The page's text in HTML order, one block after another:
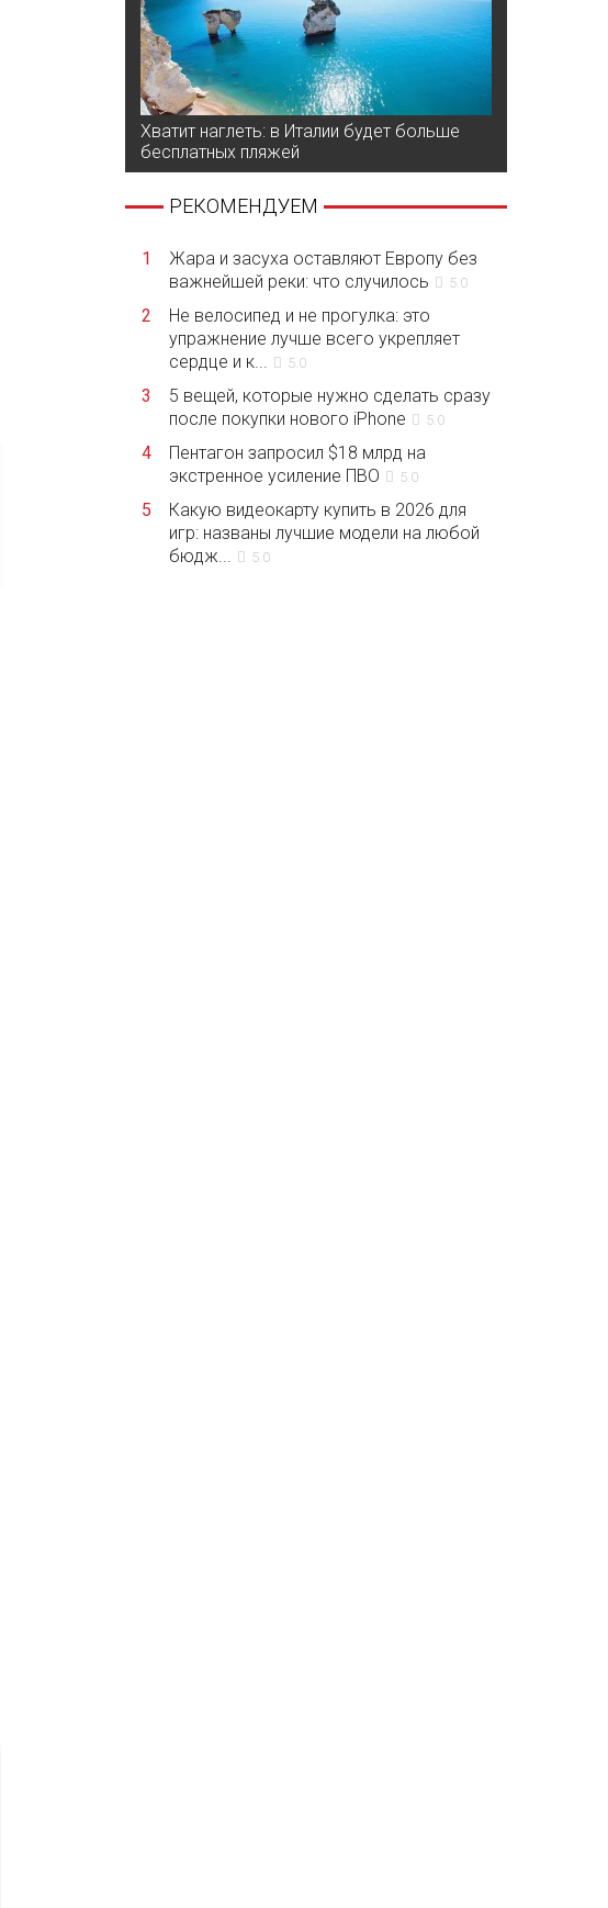
Хватит наглеть: в Италии будет больше
бесплатных пляжей
РЕКОМЕНДУЕМ
1
Жара и засуха оставляют Европу без
важнейшей реки: что случилось
5.0
2
Не велосипед и не прогулка: это
упражнение лучше всего укрепляет
сердце и к...
5.0
3
5 вещей, которые нужно сделать сразу
после покупки нового iPhone
5.0
4
Пентагон запросил $18 млрд на
экстренное усиление ПВО
5.0
5
Какую видеокарту купить в 2026 для
игр: названы лучшие модели на любой
бюдж...
5.0